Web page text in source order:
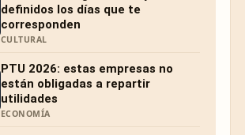
definidos los días que te
corresponden
CULTURAL
PTU 2026: estas empresas no
están obligadas a repartir
utilidades
ECONOMÍA